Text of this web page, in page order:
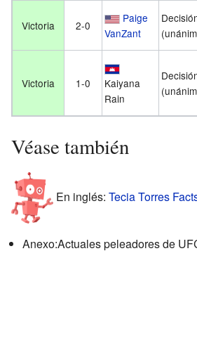
Victoria 2-0
Paige
VanZant
Victoria 1-0
Kaiyana
Rain
Véase también
En inglés: Tecia Torres
Anexo:Actuales peleadores de